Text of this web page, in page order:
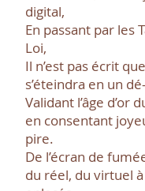
digital,
En passant par les
Loi,
Il n’est pas écrit
s’éteindra en un
Validant l’âge d’or
en consentant
pire.
De l’écran de
du réel, du virtuel